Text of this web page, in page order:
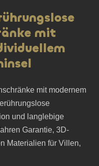
mit
mit modernem
und langlebige
Garantie, 3D-
Materialien für Villen,